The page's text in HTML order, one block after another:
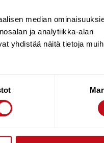
median
ja analytiikka-alan
yhdistää näitä tietoja